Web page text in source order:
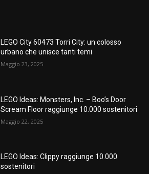
LEGO City 60473 Torri City: un colosso
urbano che unisce tanti temi
Maggio 23, 2025
LEGO Ideas: Monsters, Inc. – Boo’s Door
Scream Floor raggiunge 10.000 sostenitori
Maggio 22, 2025
LEGO Ideas: Clippy raggiunge 10.000
sostenitori